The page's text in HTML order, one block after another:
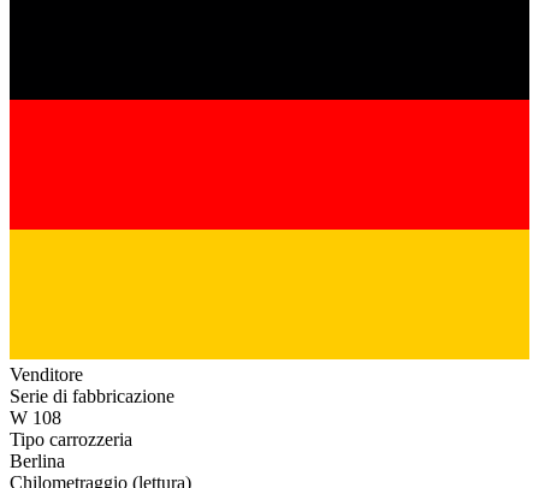
Venditore
Serie di fabbricazione
W 108
Tipo carrozzeria
Berlina
Chilometraggio (lettura)